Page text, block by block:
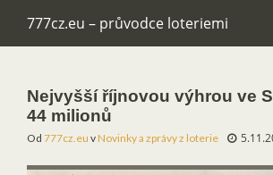
777cz.eu – průvodce loteriemi
Nejvyšší říjnovou výhrou ve
44 milionů
Od 777cz.eu vNovinky a zprávy z loterie